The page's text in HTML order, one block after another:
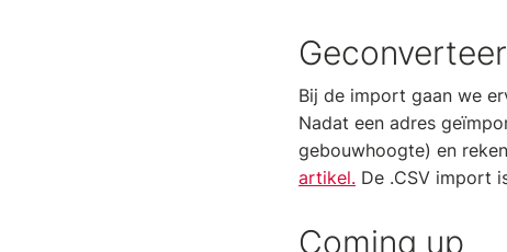
Bij de import gaan we
Nadat een adres
gebouwhoogte) en
artikel. De .CSV import
Coming up